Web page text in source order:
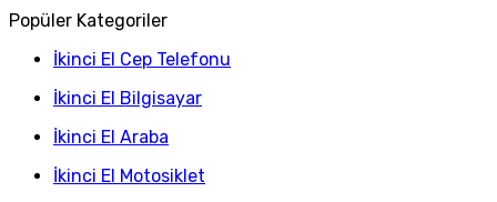
Popüler Kategoriler
İkinci El Cep Telefonu
İkinci El Bilgisayar
İkinci El Araba
İkinci El Motosiklet